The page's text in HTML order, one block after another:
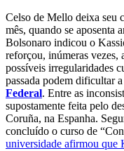
Celso de Mello deixa seu
mês, quando se aposenta
Bolsonaro indicou o
reforçou, inúmeras vezes,
possíveis irregularidades
passada podem dificultar
Federal. Entre as
supostamente feita pelo
Coruña, na Espanha.
concluído o curso de
universidade afirmou que